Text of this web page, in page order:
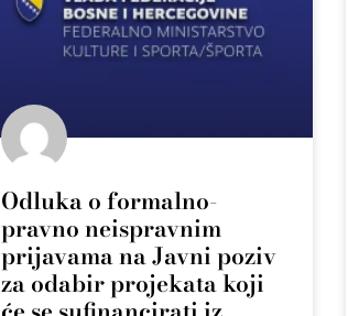
Odluka o formalno-
pravno neispravnim
prijavama na Javni poziv
za odabir projekata koji